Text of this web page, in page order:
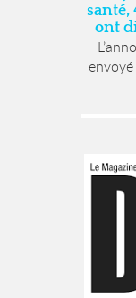
santé,
ont